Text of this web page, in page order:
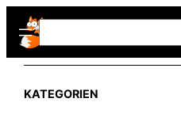
Zum
Inhalt
springen
Search
KATEGORIEN